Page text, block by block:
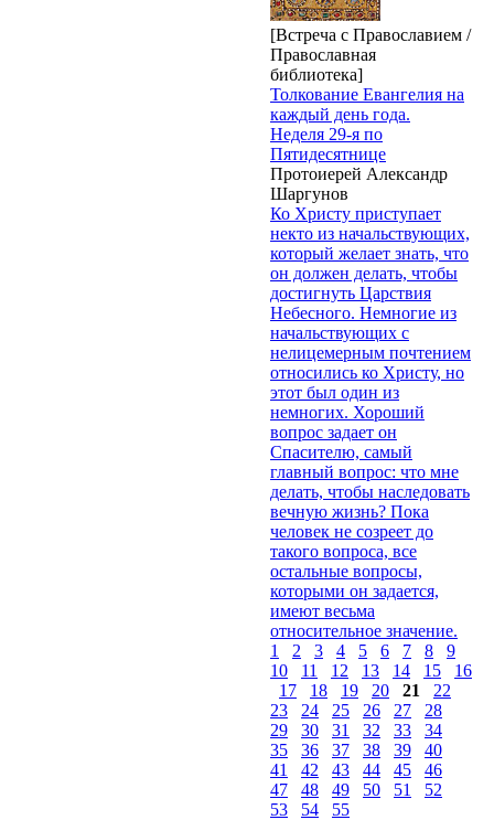
[Встреча с Православием /
Православная
библиотека]
Толкование Евангелия на
каждый день года.
Неделя 29-я по
Пятидесятнице
Протоиерей Александр
Шаргунов
Ко Христу приступает
некто из начальствующих,
который желает знать, что
он должен делать, чтобы
достигнуть Царствия
Небесного. Немногие из
начальствующих с
нелицемерным почтением
относились ко Христу, но
этот был один из
немногих. Хороший
вопрос задает он
Спасителю, самый
главный вопрос: что мне
делать, чтобы наследовать
вечную жизнь? Пока
человек не созреет до
такого вопроса, все
остальные вопросы,
которыми он задается,
имеют весьма
относительное значение.
1
2 3 4 5 6 7 8
9
10
11 12 13 14 15
16
17
18 19 20 21
22
23
24 25 26 27
28
29
30 31 32 33
34
35
36 37 38 39
40
41
42 43 44 45
46
47
48 49 50 51
52
53
54
55